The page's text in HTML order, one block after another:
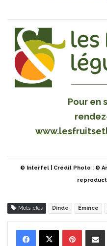
Pour en
© Interfel | Crédit Photo : ©
Mots-clés Dinde Émincé